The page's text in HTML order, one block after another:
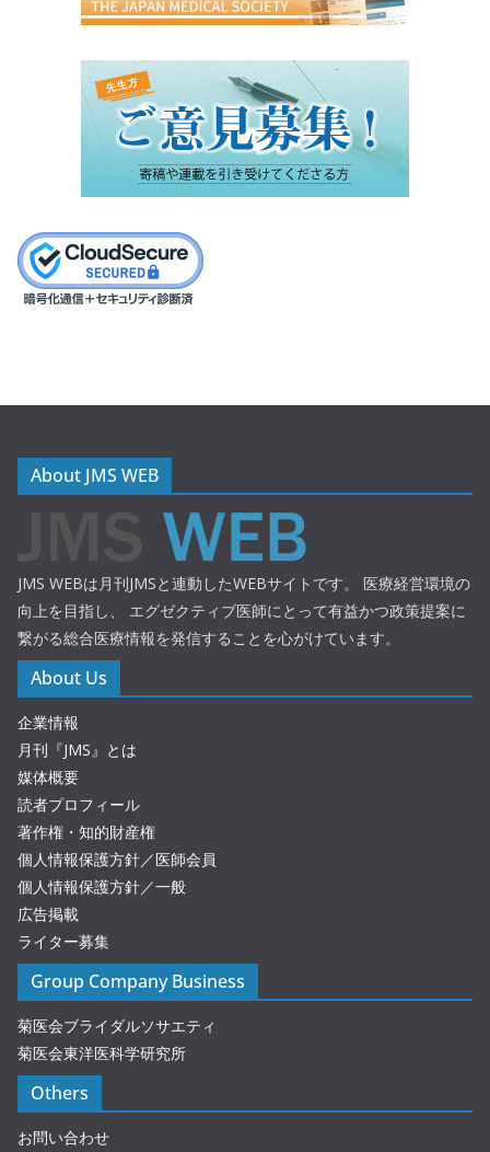
About JMS WEB
JMS WEBは月刊JMSと連動したWEBサイトです。 医療経営環境の
向上を目指し、 エグゼクティブ医師にとって有益かつ政策提案に
繋がる総合医療情報を発信することを心がけています。
About Us
企業情報
月刊『JMS』とは
媒体概要
読者プロフィール
著作権・知的財産権
個人情報保護方針／医師会員
個人情報保護方針／一般
広告掲載
ライター募集
Group Company Business
菊医会ブライダルソサエティ
菊医会東洋医科学研究所
Others
お問い合わせ